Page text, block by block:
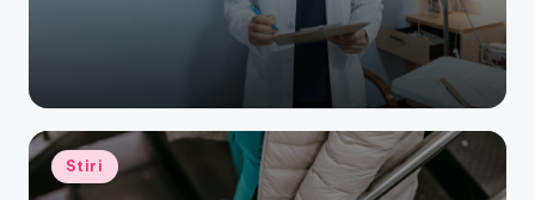
Posted
in
Stiri